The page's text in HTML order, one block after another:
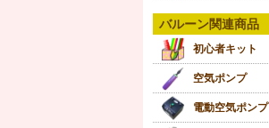
バルーン関連商品
初心者キット
空気ポンプ
電動空気ポンプ